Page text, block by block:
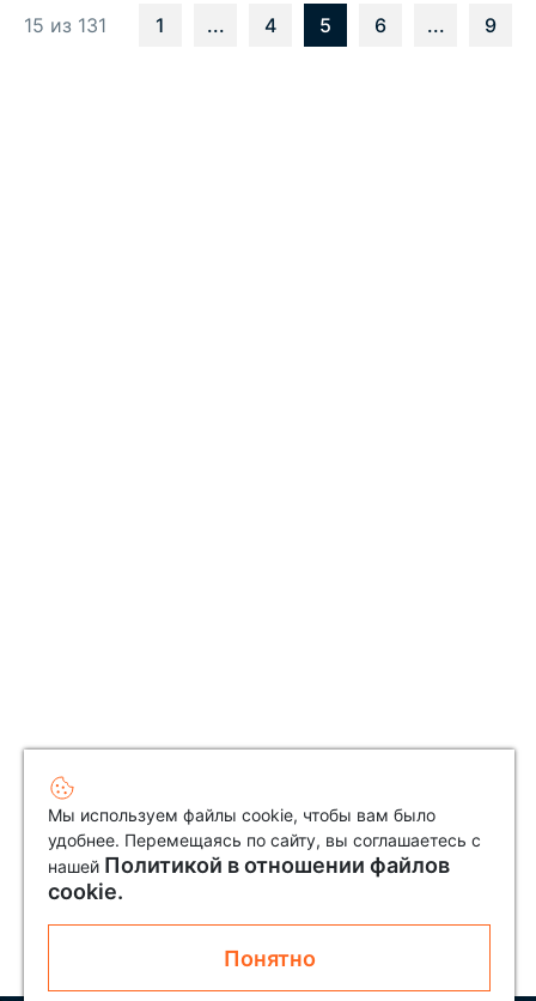
15 из 131 1 ... 4 5 6 ... 9
Мы используем файлы cookie, чтобы вам было
удобнее. Перемещаясь по сайту, вы соглашаетесь с
нашей Политикой в отношении файлов
cookie.
Понятно